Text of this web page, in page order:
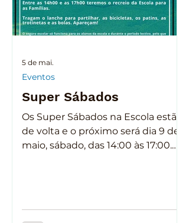
Super Sábados
Os Super Sábados na Escola estão
de volta e o próximo será dia 9 de
maio, sábado, das 14:00 às 17:00.
Eventos
5 de mai.